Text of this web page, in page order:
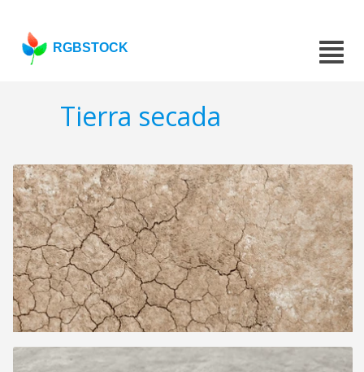
RGBSTOCK
Tierra secada